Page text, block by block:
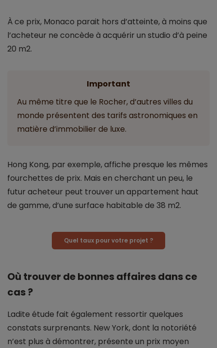
À ce prix, Monaco parait hors d’atteinte, à moins que
l’acheteur ne concède à acquérir un studio d’à peine
20 m2.
Important
Au même titre que le Rocher, d’autres villes du
monde présentent des tarifs astronomiques en
matière d’immobilier de luxe.
Hong Kong, par exemple, affiche presque les mêmes
fourchettes de prix. Mais en cherchant un peu, le
futur acheteur peut trouver un appartement haut
de gamme, d’une surface habitable de 38 m2.
Quel taux pour votre projet ?
Où trouver de bonnes affaires dans ce
cas ?
Ladite étude fait également ressortir quelques
constats surprenants. New York, dont la notoriété
n’est plus à démontrer, présente un prix moyen